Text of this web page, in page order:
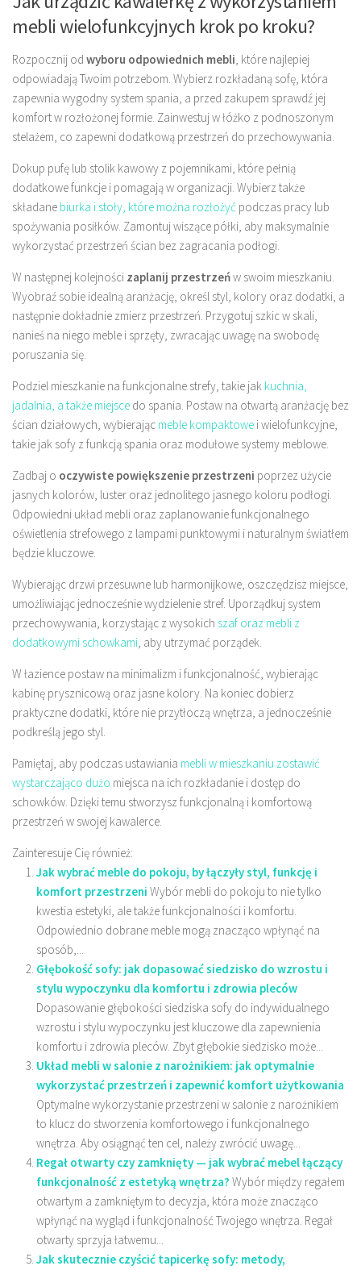
mebli wielofunkcyjnych krok po kroku?
Rozpocznij od wyboru odpowiednich mebli, które najlepiej
odpowiadają Twoim potrzebom. Wybierz rozkładaną sofę, która
zapewnia wygodny system spania, a przed zakupem sprawdź jej
komfort w rozłożonej formie. Zainwestuj w łóżko z podnoszonym
stelażem, co zapewni dodatkową przestrzeń do przechowywania.
Dokup pufę lub stolik kawowy z pojemnikami, które pełnią
dodatkowe funkcje i pomagają w organizacji. Wybierz także
składane biurka i stoły, które można rozłożyć podczas pracy lub
spożywania posiłków. Zamontuj wiszące półki, aby maksymalnie
wykorzystać przestrzeń ścian bez zagracania podłogi.
W następnej kolejności zaplanij przestrzeńw swoim mieszkaniu.
Wyobraź sobie idealną aranżację, określ styl, kolory oraz dodatki, a
następnie dokładnie zmierz przestrzeń. Przygotuj szkic w skali,
nanieś na niego meble i sprzęty, zwracając uwagę na swobodę
poruszania się.
Podziel mieszkanie na funkcjonalne strefy, takie jak kuchnia,
jadalnia, a także miejsce do spania. Postaw na otwartą aranżację bez
ścian działowych, wybierając meble kompaktowe i wielofunkcyjne,
takie jak sofy z funkcją spania oraz modułowe systemy meblowe.
Zadbaj o oczywiste powiększenie przestrzeni poprzez użycie
jasnych kolorów, luster oraz jednolitego jasnego koloru podłogi.
Odpowiedni układ mebli oraz zaplanowanie funkcjonalnego
oświetlenia strefowego z lampami punktowymi i naturalnym światłem
będzie kluczowe.
Wybierając drzwi przesuwne lub harmonijkowe, oszczędzisz miejsce,
umożliwiając jednocześnie wydzielenie stref. Uporządkuj system
przechowywania, korzystając z wysokich szaf oraz mebli z
dodatkowymi schowkami, aby utrzymać porządek.
W łazience postaw na minimalizm i funkcjonalność, wybierając
kabinę prysznicową oraz jasne kolory. Na koniec dobierz
praktyczne dodatki, które nie przytłoczą wnętrza, a jednocześnie
podkreślą jego styl.
Pamiętaj, aby podczas ustawiania mebli w mieszkaniu zostawić
wystarczająco dużo miejsca na ich rozkładanie i dostęp do
schowków. Dzięki temu stworzysz funkcjonalną i komfortową
przestrzeń w swojej kawalerce.
Zainteresuje Cię również:
Jak wybrać meble do pokoju, by łączyły styl, funkcję i
komfort przestrzeni Wybór mebli do pokoju to nie tylko
kwestia estetyki, ale także funkcjonalności i komfortu.
Odpowiednio dobrane meble mogą znacząco wpłynąć na
sposób,...
Głębokość sofy: jak dopasować siedzisko do wzrostu i
stylu wypoczynku dla komfortu i zdrowia pleców
Dopasowanie głębokości siedziska sofy do indywidualnego
wzrostu i stylu wypoczynku jest kluczowe dla zapewnienia
komfortu i zdrowia pleców. Zbyt głębokie siedzisko może...
Układ mebli w salonie z narożnikiem: jak optymalnie
wykorzystać przestrzeń i zapewnić komfort użytkowania
Optymalne wykorzystanie przestrzeni w salonie z narożnikiem
to klucz do stworzenia komfortowego i funkcjonalnego
wnętrza. Aby osiągnąć ten cel, należy zwrócić uwagę...
Regał otwarty czy zamknięty — jak wybrać mebel łączący
funkcjonalność z estetyką wnętrza? Wybór między regałem
otwartym a zamkniętym to decyzja, która może znacząco
wpłynąć na wygląd i funkcjonalność Twojego wnętrza. Regał
otwarty sprzyja łatwemu...
Jak skutecznie czyścić tapicerkę sofy: metody,